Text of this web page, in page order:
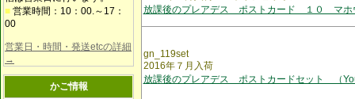
■ 営業時間：10：00.～17：
00
営業日・時間・発送etcの詳細
→
かご情報
放課後のプレアデス ポストカード １０ マホ
gn_119set
2016年７月入荷
放課後のプレアデス ポストカードセット （